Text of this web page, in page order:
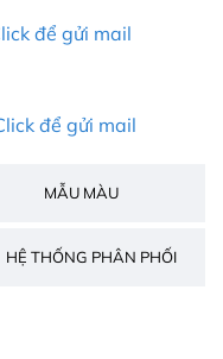
để gửi mail
để gửi mail
MẪU MÀU
HỆ THỐNG PHÂN PHỐI